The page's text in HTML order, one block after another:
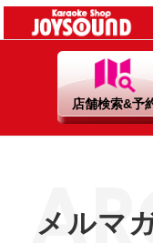
店舗検索&予
メルマ